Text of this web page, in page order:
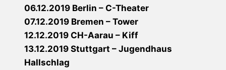
06.12.2019 Berlin – C-Theater
07.12.2019 Bremen – Tower
12.12.2019 CH-Aarau – Kiff
13.12.2019 Stuttgart – Jugendhaus
Hallschlag